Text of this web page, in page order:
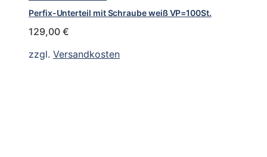
Perfix-Unterteil mit Schraube weiß VP=100St.
129,00 €
zzgl. Versandkosten